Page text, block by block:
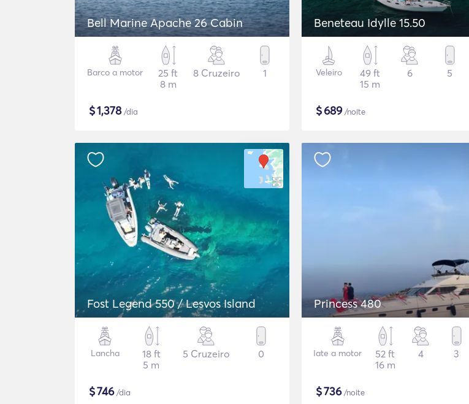
Bell Marine Apache 26 Cabin
Barco a motor
25 ft
8 m
8 Cruzeiro 1
$1,378/dia
Beneteau Idylle 15.50
Veleiro
49 ft
15 m
6 5
$689/noite
Fost Legend 550 / Lesvos Island
Lancha
18 ft
5 m
5 Cruzeiro 0
$746/dia
Princess 480
Iate a motor
52 ft
16 m
4 3
$736/noite